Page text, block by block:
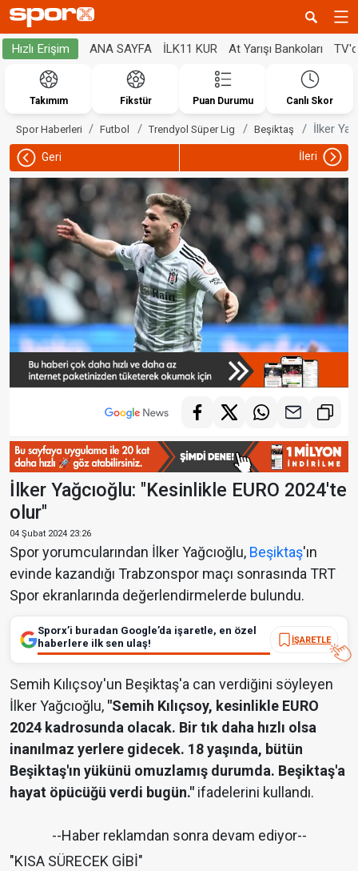
Hızlı Erişim ANA SAYFA İLK11 KUR At Yarışı Bankoları
Takımım Fikstür Puan Durumu Canlı Skor
Spor Haberleri Futbol Trendyol Süper Lig Beşiktaş İlker
Geri İleri
İlker Yağcıoğlu: "Kesinlikle EURO 2024'te
olur"
04 Şubat 2024 23:26
Spor yorumcularından İlker Yağcıoğlu, Beşiktaş'ın
evinde kazandığı Trabzonspor maçı sonrasında TRT
Spor ekranlarında değerlendirmelerde bulundu.
Sporx’i buradan Google’da işaretle, en özel
haberlere ilk sen ulaş!
İŞARETLE
Semih Kılıçsoy'un Beşiktaş'a can verdiğini söyleyen
İlker Yağcıoğlu, "Semih Kılıçsoy, kesinlikle EURO
2024 kadrosunda olacak. Bir tık daha hızlı olsa
inanılmaz yerlere gidecek. 18 yaşında, bütün
Beşiktaş'ın yükünü omuzlamış durumda. Beşiktaş'a
hayat öpücüğü verdi bugün." ifadelerini kullandı.
--Haber reklamdan sonra devam ediyor--
"KISA SÜRECEK GİBİ"